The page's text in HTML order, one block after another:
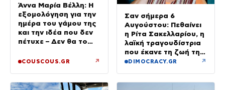
Άννα Μαρία Βέλλη: Η
εξομολόγηση για την
ημέρα του γάμου της
και την ιδέα που δεν
πέτυχε – Δεν θα το
COUSCOUS.GR ↗
Σαν σήμερα 6
Αυγούστου: Πεθαίνει
η Ρίτα Σακελλαρίου, η
λαϊκή τραγουδίστρια
που έκανε τη ζωή της
τραγούδι
DIMOCRACY.GR ↗